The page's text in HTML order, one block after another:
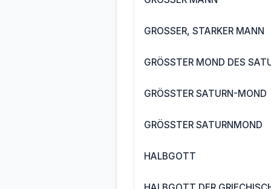
GROSSER, STARKER MANN
GRÖSSTER MOND DES
GRÖSSTER SATURN-MOND
GRÖSSTER SATURNMOND
HALBGOTT